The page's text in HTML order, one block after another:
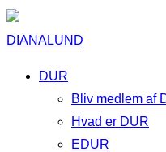
DIANALUND
DUR
Bliv medlem af
Hvad er DUR
EDUR